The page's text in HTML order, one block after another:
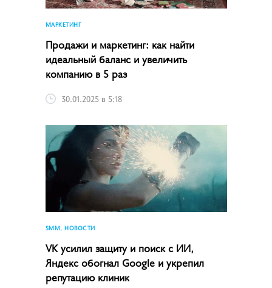
МАРКЕТИНГ
Продажи и маркетинг: как найти
идеальный баланс и увеличить
компанию в 5 раз
30.01.2025 в 5:18
SMM, НОВОСТИ
VK усилил защиту и поиск с ИИ,
Яндекс обогнал Google и укрепил
репутацию клиник